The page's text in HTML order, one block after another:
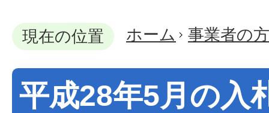
現在の位置 ホーム 事業者の
平成28年5月の入